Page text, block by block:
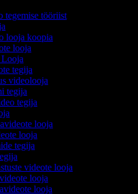
tegemise tööriist
looja koopia
looja
Looja
tegija
videolooja
tegija
tegija
looja
looja
tegija
videote looja
looja
looja